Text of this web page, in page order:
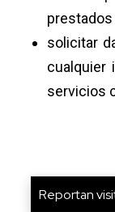
prestados
solicitar
cualquier
servicios
Reportan